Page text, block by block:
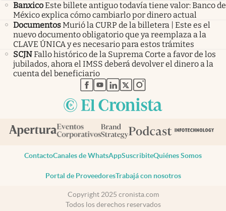
BanxicoEste billete antiguo todavía tiene valor: Banco de
México explica cómo cambiarlo por dinero actual
DocumentosMurió la CURP de la billetera | Este es el
nuevo documento obligatorio que ya reemplaza a la
CLAVE ÚNICA y es necesario para estos trámites
SCJNFallo histórico de la Suprema Corte a favor de los
jubilados, ahora el IMSS deberá devolver el dinero a la
cuenta del beneficiario
abre en nueva pestaña
abre en nueva pestaña
abre en nueva pestaña
abre en nueva pestaña
abre en nueva pestaña
ContactoCanales de WhatsAppSuscribiteQuiénes Somos
Portal de ProveedoresTrabajá con nosotros
Copyright 2025 cronista.com
Todos los derechos reservados